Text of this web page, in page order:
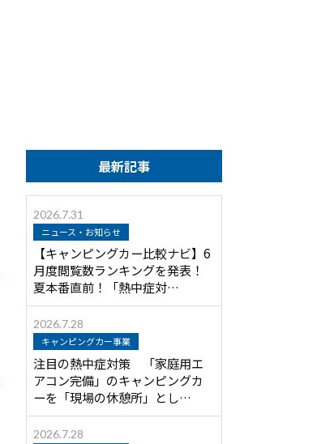
最新記事
2026.7.31
ニュース・お知らせ
【キャンピングカー比較ナビ】6
月度閲覧数ランキングを発表！
夏本番直前！「熱中症対…
2026.7.28
キャンピングカー事業
注目の熱中症対策 「家庭用エ
アコン完備」のキャンピングカ
ーを「現場の休憩所」とし…
2026.7.28